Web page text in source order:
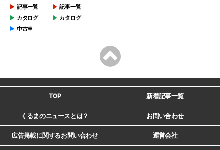
記事一覧
カタログ
中古車
記事一覧
カタログ
TOP 新着記事一覧
くるまのニュースとは？ お問い合わせ
広告掲載に関するお問い合わせ 運営会社